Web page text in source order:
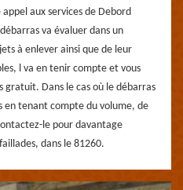
aux services de Debord
va évaluer dans un
à enlever ainsi que de leur
l va en tenir compte et vous
gratuit. Dans le cas où le débarras
en tenant compte du volume, de
le pour davantage
dans le 81260.